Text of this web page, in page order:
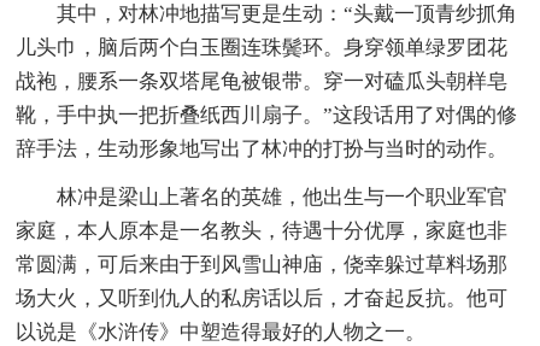
其中，对林冲地描写更是生动：“头戴一顶青纱抓角
儿头巾，脑后两个白玉圈连珠鬓环。身穿领单绿罗团花
战袍，腰系一条双塔尾龟被银带。穿一对磕瓜头朝样皂
靴，手中执一把折叠纸西川扇子。”这段话用了对偶的修
辞手法，生动形象地写出了林冲的打扮与当时的动作。
林冲是梁山上著名的英雄，他出生与一个职业军官
家庭，本人原本是一名教头，待遇十分优厚，家庭也非
常圆满，可后来由于到风雪山神庙，侥幸躲过草料场那
场大火，又听到仇人的私房话以后，才奋起反抗。他可
以说是《水浒传》中塑造得最好的人物之一。